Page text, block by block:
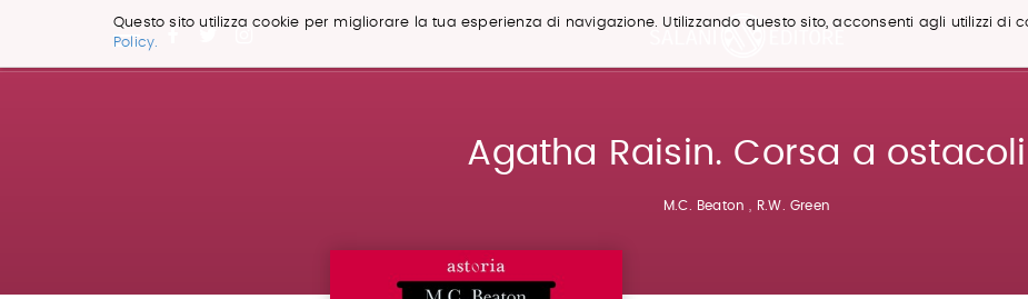
Questo sito utilizza cookie per migliorare la tua esperienza di navigazione. Utilizzando questo sito, acconsenti agli utilizzi di
Policy.
Agatha Raisin. Corsa a ostacoli
M.C. Beaton R.W. Green